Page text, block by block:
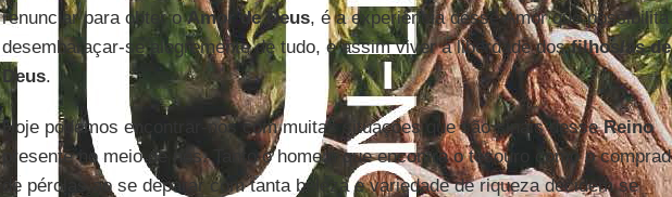
renunciar para obter oAmor de Deus, é a experiência desse Amor que possibilita
desembaraçar-se alegremente de tudo, e assim viver a liberdade dosfilhos/as de
Deus.
Hoje podemos encontrar-nos com muitas situações que são sinais desseReino
presente no meio de nós. Tanto o homem que encontra o tesouro como o
de pérolas ao se deparar com tanta beleza e variedade de riqueza decidem se